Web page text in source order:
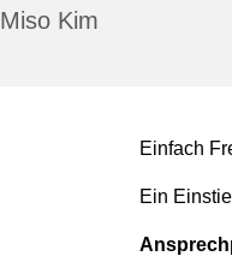
Miso Kim
Einfach
Ein